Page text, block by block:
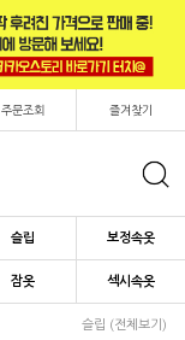
주문조회 즐겨찾기
슬립 보정속옷
잠옷 섹시속옷
슬립 (전체보기)